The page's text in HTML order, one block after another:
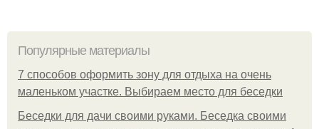
Популярные материалы
7 способов оформить зону для отдыха на очень
маленьком участке. Выбираем место для беседки
Беседки для дачи своими руками. Беседка своими